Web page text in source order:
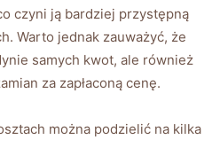
⁤czyni ją bardziej przystępną⁤
Warto jednak zauważyć, że
samych kwot, ale‍ również
za zapłaconą cenę.
można podzielić na kilka